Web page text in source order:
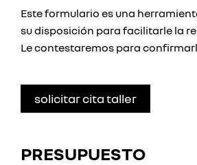
Este formulario es una
su disposición para facilitarle la
Le contestaremos para
solicitar cita taller
PRESUPUESTO